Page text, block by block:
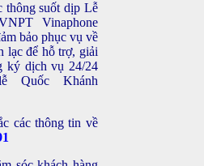
thông suốt dịp Lễ
Vinaphone
bảo phục vụ về
lạc để hỗ trợ, giải
ký dịch vụ 24/24
Quốc Khánh
các thông tin về